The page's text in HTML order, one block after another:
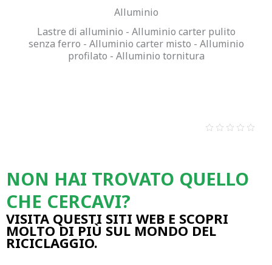
Alluminio
Lastre di alluminio - Alluminio carter pulito
senza ferro - Alluminio carter misto - Alluminio
profilato - Alluminio tornitura
NON HAI TROVATO QUELLO
CHE CERCAVI?
VISITA QUESTI SITI WEB E SCOPRI
MOLTO DI PIÙ SUL MONDO DEL
RICICLAGGIO.